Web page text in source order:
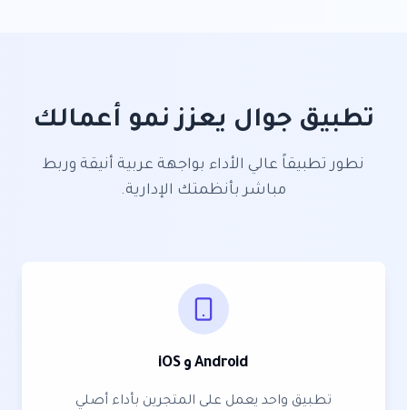
تطبيق جوال يعزز نمو أعمالك
نطور تطبيقاً عالي الأداء بواجهة عربية أنيقة وربط
مباشر بأنظمتك الإدارية.
Android و iOS
تطبيق واحد يعمل على المتجرين بأداء أصلي